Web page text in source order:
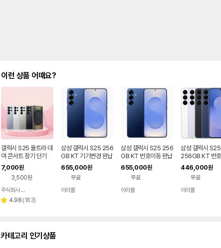
내
를
타
내
표
입
니
다.
이런 상품 어때요?
갤럭시 S25 울트라 대
여 콘서트 장기 단기
7,000원
3,500원
페이
주식회사 폰빌리지
별 4.98 리
(183)
삼성 갤럭시 S25 256
GB KT 기기변경 완납
655,000원
무료
아라몰
삼성 갤럭시 S25 256
GB KT 번호이동 완납
655,000원
무료
아라몰
삼성 갤럭시
256GB KT 번
공시지원 완납
446,000원
무료
아라몰
카테고리 인기상품